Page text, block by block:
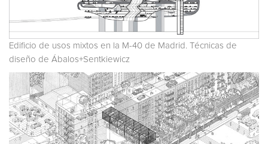
Edificio de usos mixtos en la M-40 de Madrid. Técnicas de
diseño de Ábalos+Sentkiewicz